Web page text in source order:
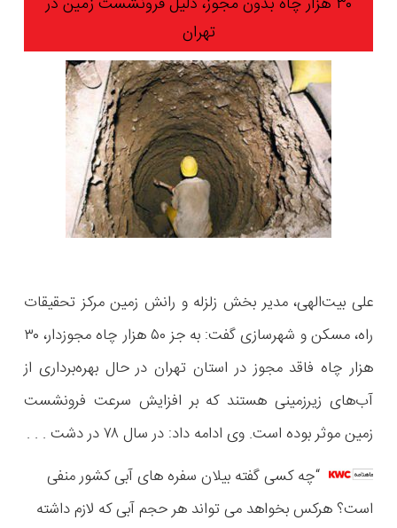
تهران
علی بیت‌الهی، مدیر بخش زلزله و رانش زمین مرکز تحقیقات
راه، مسکن و شهرسازی گفت: به جز ۵۰ هزار چاه مجوزدار، ۳۰
هزار چاه فاقد مجوز در استان تهران در حال بهره‌برداری از
آب‌های زیرزمینی هستند که بر افزایش سرعت فرونشست
زمین موثر بوده است. وی ادامه داد: در سال ۷۸ در دشت . . .
“چه کسی گفته بیلان سفره های آبی کشور منفی
است؟ هرکس بخواهد می تواند هر حجم آبی که لازم داشته